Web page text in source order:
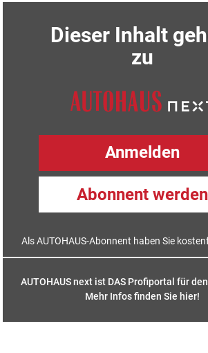
Dieser Inhalt
zu
Anmelden
Abonnent werden
Als AUTOHAUS-Abonnent haben Sie
AUTOHAUS next ist DAS Profiportal für
Mehr Infos finden Sie hier!